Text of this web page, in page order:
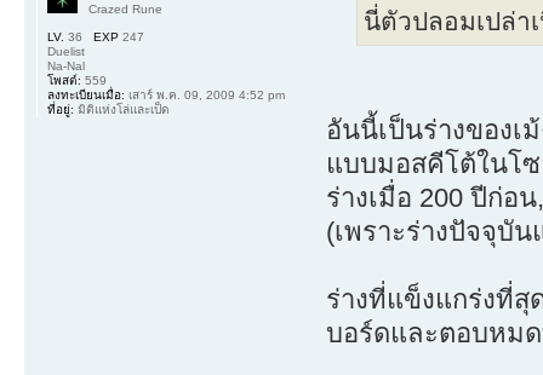
นี่ตัวปลอมเปล่า
อันนี้เป็นร่างของเ
แบบมอสคีโต้ในโ
ร่างเมื่อ 200 ปีก่อ
(เพราะร่างปัจจุบั
ร่างที่แข็งแกร่งที่สุ
บอร์ดและตอบหม
Crazed Rune
LV. 36 EXP 247
Duelist
Na-Nal
โพสต์: 559
ลงทะเบียนเมื่อ: เสาร์ พ.ค. 09, 2009 4:52 pm
ที่อยู่: มิติแห่งโล่และเป็ด